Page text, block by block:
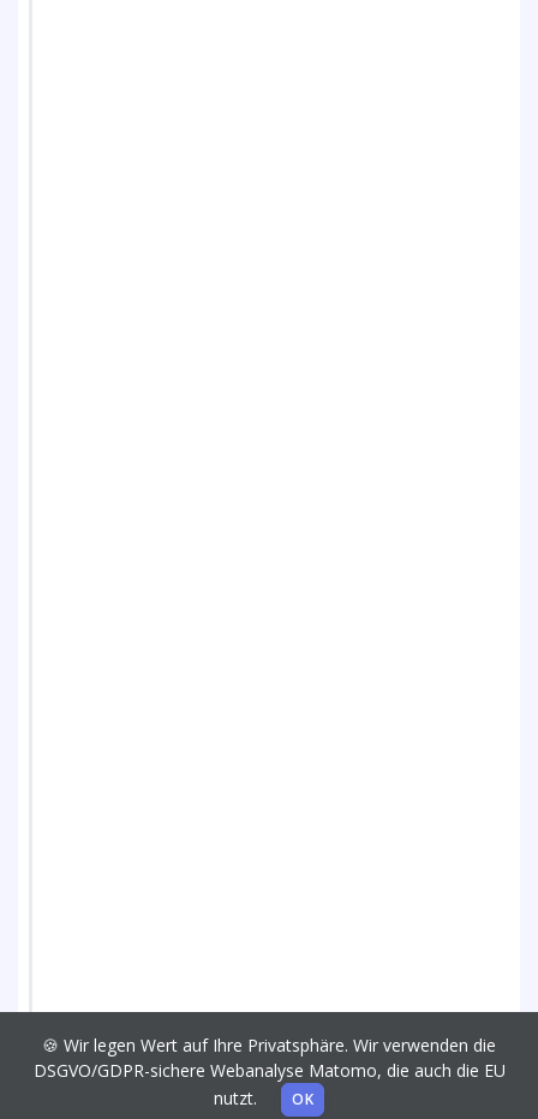
🍪 Wir legen Wert auf Ihre Privatsphäre. Wir verwenden die
DSGVO/GDPR-sichere Webanalyse Matomo, die auch die EU
nutzt.
OK